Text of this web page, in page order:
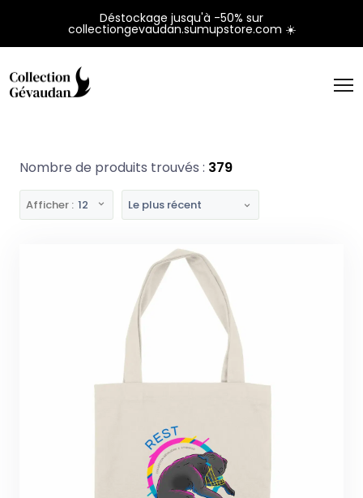
Déstockage jusqu'à -50% sur
collectiongevaudan.sumupstore.com ☀️
Nombre de produits trouvés : 379
Afficher : 12 Le plus récent
Panneau de gestion des cookies